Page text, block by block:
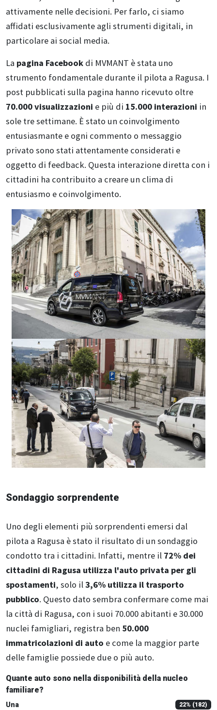
attivamente nelle decisioni. Per farlo, ci siamo
affidati esclusivamente agli strumenti digitali, in
particolare ai social media.
La pagina Facebook di MVMANT è stata uno
strumento fondamentale durante il pilota a Ragusa. I
post pubblicati sulla pagina hanno ricevuto oltre
70.000 visualizzazioni e più di 15.000 interazioni in
sole tre settimane. È stato un coinvolgimento
entusiasmante e ogni commento o messaggio
privato sono stati attentamente considerati e
oggetto di feedback. Questa interazione diretta con i
cittadini ha contribuito a creare un clima di
entusiasmo e coinvolgimento.
Sondaggio sorprendente
Uno degli elementi più sorprendenti emersi dal
pilota a Ragusa è stato il risultato di un sondaggio
condotto tra i cittadini. Infatti, mentre il 72% dei
cittadini di Ragusa utilizza l'auto privata per gli
spostamenti, solo il3,6% utilizza il trasporto
pubblico. Questo dato sembra confermare come mai
la città di Ragusa, con i suoi 70.000 abitanti e 30.000
nuclei famigliari, registra ben 50.000
immatricolazioni di auto e come la maggior parte
delle famiglie possiede due o più auto.
Quante auto sono nella disponibilità della nucleo
familiare?
Una 22% (182)